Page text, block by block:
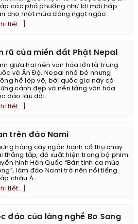
các phố phường như lời mời hấp
cho một mùa đông ngọt ngào.
tiết...]
rũ của miền đất Phật Nepal
giữa hai nền văn hóa lớn là Trung
và Ấn Độ, Nepal nhỏ bé nhưng
hề lép vế, bởi quốc gia này có
cảnh đẹp và nền tảng văn hóa
đáo lâu đời.
tiết...]
trên đảo Nami
hàng cây ngân hạnh cổ thụ chạy
thẳng tắp, đã xuất hiện trong bộ phim
hình Hàn Quốc “Bản tình ca mùa
làm đảo Nami trở nên nổi tiếng
châu Á.
tiết...]
đáo của làng nghề Bo Sang